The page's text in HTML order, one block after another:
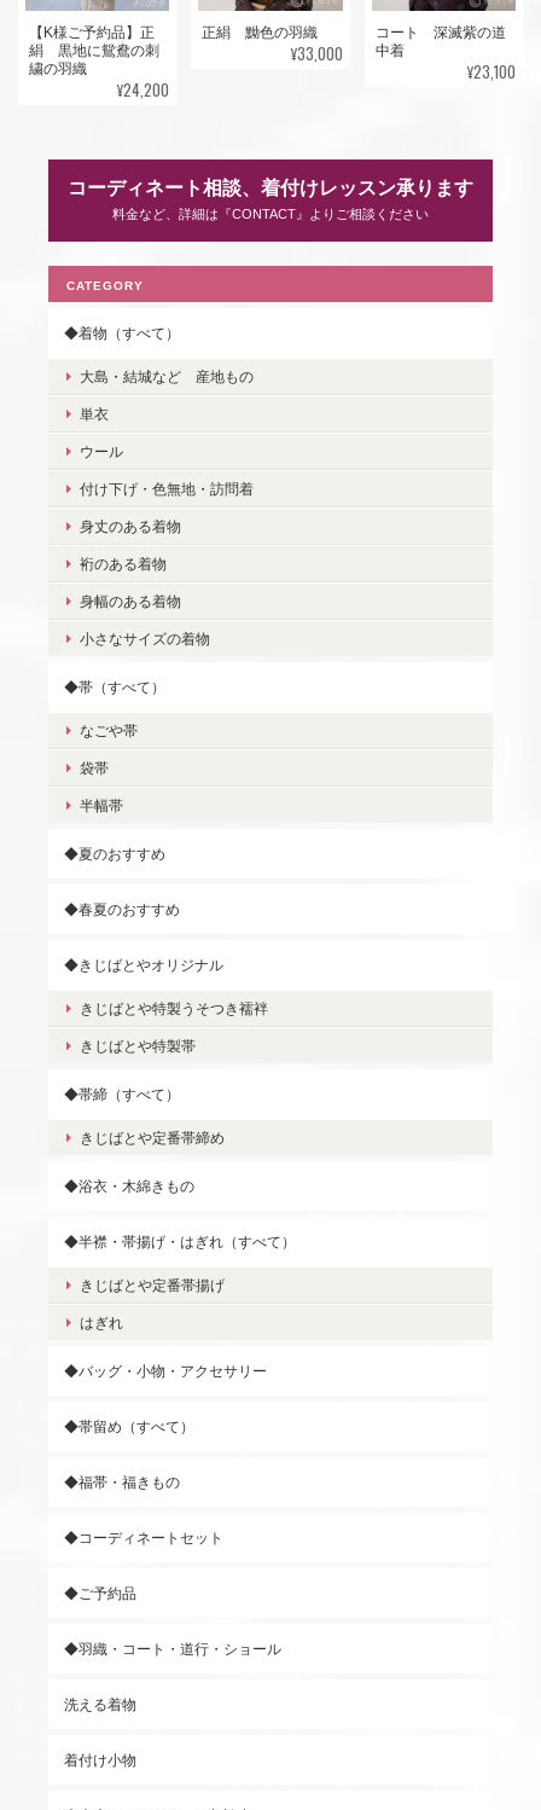
【K様ご予約品】正
絹 黒地に鴛鴦の刺
繍の羽織
¥24,200
正絹 黝色の羽織
¥33,000
コート 深滅紫の道
中着
¥23,100
コーディネート相談、着付けレッスン承ります
料金など、詳細は『CONTACT』よりご相談ください
CATEGORY
◆着物（すべて）
大島・結城など 産地もの
単衣
ウール
付け下げ・色無地・訪問着
身丈のある着物
裄のある着物
身幅のある着物
小さなサイズの着物
◆帯（すべて）
なごや帯
袋帯
半幅帯
◆夏のおすすめ
◆春夏のおすすめ
◆きじばとやオリジナル
きじばとや特製うそつき襦袢
きじばとや特製帯
◆帯締（すべて）
きじばとや定番帯締め
◆浴衣・木綿きもの
◆半襟・帯揚げ・はぎれ（すべて）
きじばとや定番帯揚げ
はぎれ
◆バッグ・小物・アクセサリー
◆帯留め（すべて）
◆福帯・福きもの
◆コーディネートセット
◆ご予約品
◆羽織・コート・道行・ショール
洗える着物
着付け小物